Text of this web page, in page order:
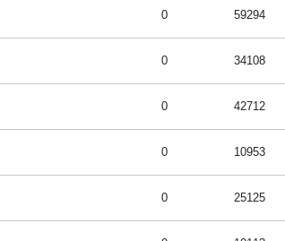
0 59294
0 34108
0 42712
0 10953
0 25125